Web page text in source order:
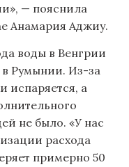
— пояснила
Анамария Аджиу.
воды в Венгрии
в Румынии. Из-за
испаряется, а
не было. «У нас
расхода
примерно 50